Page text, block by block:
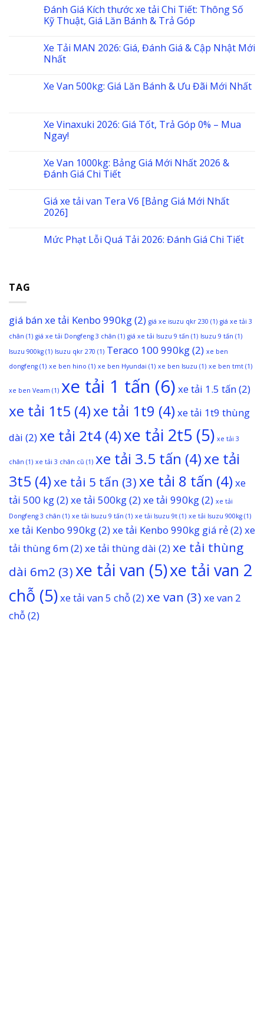
Đánh Giá Kích thước xe tải Chi Tiết: Thông Số
Kỹ Thuật, Giá Lăn Bánh & Trả Góp
Xe Tải MAN 2026: Giá, Đánh Giá & Cập Nhật Mới
Nhất
Xe Van 500kg: Giá Lăn Bánh & Ưu Đãi Mới Nhất
Xe Vinaxuki 2026: Giá Tốt, Trả Góp 0% – Mua
Ngay!
Xe Van 1000kg: Bảng Giá Mới Nhất 2026 &
Đánh Giá Chi Tiết
Giá xe tải van Tera V6 [Bảng Giá Mới Nhất
2026]
Mức Phạt Lỗi Quá Tải 2026: Đánh Giá Chi Tiết
TAG
giá bán xe tải Kenbo 990kg(2) giá xe isuzu qkr 230 (1) giá xe tải 3
chân (1) giá xe tải Dongfeng 3 chân (1) giá xe tải Isuzu 9 tấn (1) Isuzu 9 tấn (1)
Isuzu 900kg (1) Isuzu qkr 270 (1) Teraco 100 990kg(2) xe ben
dongfeng (1) xe ben hino (1) xe ben Hyundai (1) xe ben Isuzu (1) xe ben tmt (1)
xe ben Veam (1) xe tải 1 tấn (6) xe tải 1.5 tấn(2)
xe tải 1t5 (4)xe tải 1t9 (4) xe tải 1t9 thùng
dài (2) xe tải 2t4 (4)xe tải 2t5 (5) xe tải 3
chân (1) xe tải 3 chân cũ (1) xe tải 3.5 tấn (4)xe tải
3t5 (4)xe tải 5 tấn (3)xe tải 8 tấn (4) xe
tải 500 kg(2) xe tải 500kg(2) xe tải 990kg(2) xe tải
Dongfeng 3 chân (1) xe tải Isuzu 9 tấn (1) xe tải Isuzu 9t (1) xe tải Isuzu 900kg (1)
xe tải Kenbo 990kg(2) xe tải Kenbo 990kg giá rẻ(2) xe
tải thùng 6m(2) xe tải thùng dài (2) xe tải thùng
dài 6m2 (3)xe tải van (5)xe tải van 2
chỗ (5)xe tải van 5 chỗ(2) xe van (3) xe van 2
chỗ(2)